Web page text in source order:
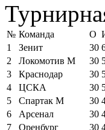
№ Команда О
1
Зенит 30
2
Локомотив М 30
3
Краснодар 30
4
ЦСКА 30
5
Спартак М 30
6
Арсенал 30
7
Оренбург 30